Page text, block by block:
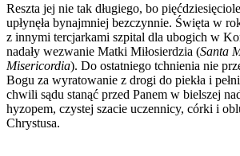
Reszta jej nie tak długiego, bo
upłynęła bynajmniej bezczynnie. Święta w
z innymi tercjarkami szpital dla ubogich w
nadały wezwanie Matki Miłosierdzia (Santa
Misericordia). Do ostatniego tchnienia nie
Bogu za wyratowanie z drogi do piekła i
chwili sądu stanąć przed Panem w bielszej
hyzopem, czystej szacie uczennicy, córki i
Chrystusa.